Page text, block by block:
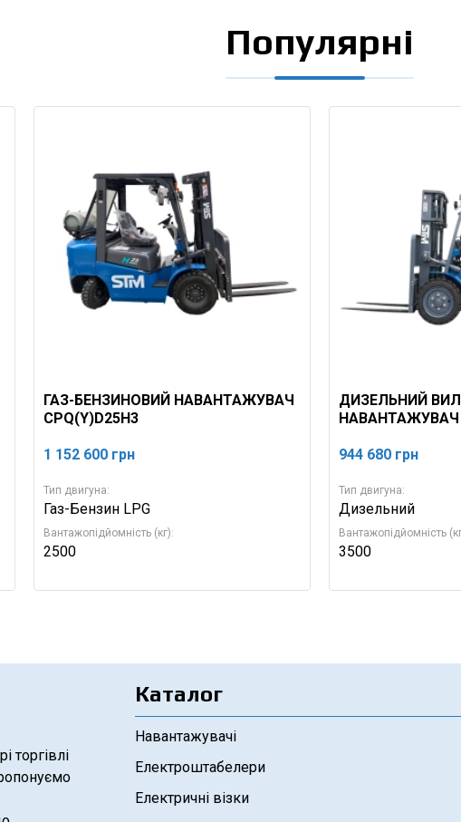
Популярні
ГАЗ-БЕНЗИНОВИЙ НАВАНТАЖУВАЧ
CPQ(Y)D25H3
1 152 600 грн
Тип двигуна:
Газ-Бензин LPG
Вантажопідйомність (кг):
2500
ДИЗЕЛЬНИЙ
НАВАНТАЖУВАЧ
944 680 грн
Тип двигуна:
Дизельний
Вантажопідйомність
3500
торгівлі
Каталог
Навантажувачі
Електроштабелери
Електричні візки